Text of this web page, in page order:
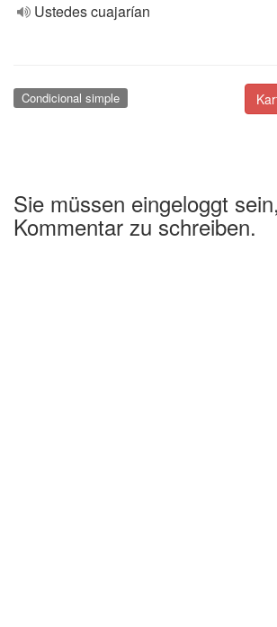
Ustedes cuajarían
Condicional simple
Sie müssen eingeloggt
Kommentar zu schreiben.